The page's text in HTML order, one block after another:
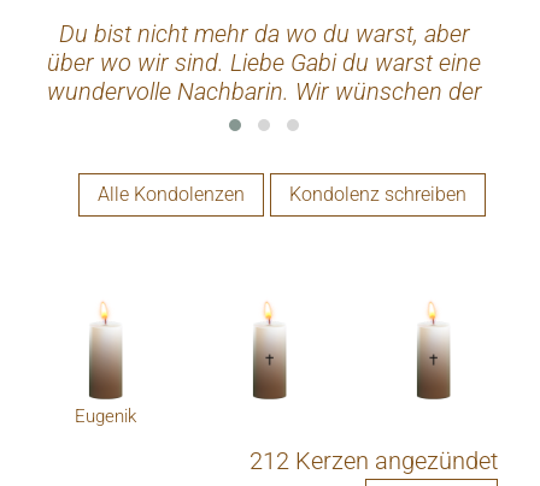
Du bist nicht mehr da wo du warst, aber
über wo wir sind. Liebe Gabi du warst eine
wundervolle Nachbarin. Wir wünschen der
Trauerfamilie in den nächsten Tagen und
Alle Kondolenzen Kondolenz schreiben
Eugenik
212 Kerzen angezündet